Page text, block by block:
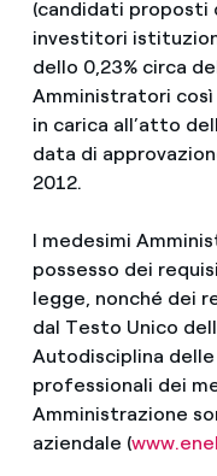
(candidati proposti
investitori
dello 0,23% circa
Amministratori così
in carica all’atto
data di
2012.
I medesimi
possesso dei
legge, nonché dei
dal Testo Unico
Autodisciplina
professionali dei
Amministrazione
aziendale (